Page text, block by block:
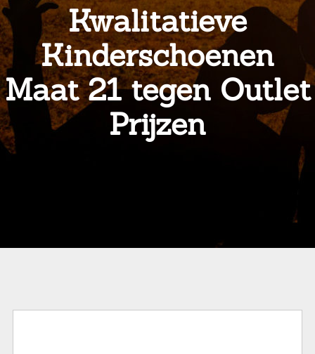
Kwalitatieve
Kinderschoenen
Maat 21 tegen Outlet
Prijzen